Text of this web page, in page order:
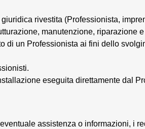
rivestita (Professionista,
manutenzione, riparazione
di un Professionista ai fini dello
eseguita direttamente dal
assistenza o informazioni, i